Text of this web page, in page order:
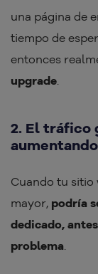
una página de
tiempo de
entonces
upgrade
2. El tráfico
aumentando
Cuando tu sitio
mayor, podría
dedicado,
problema